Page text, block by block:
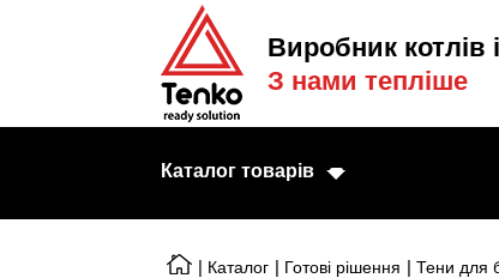
Виробник котлів
З нами тепліше
Каталог товарів
| Каталог | Готові рішення | Тени для